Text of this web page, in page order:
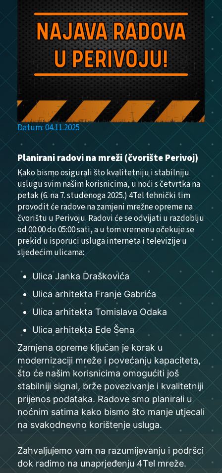
Datum: 04.11.2025
Planirani radovi na mreži (čvorište Perivoj)
Kako bismo osigurali što kvalitetniju i stabilniju
uslugu svim našim korisnicima, u noći s četvrtka na
petak (6. na 7. studenoga 2025.) 4Tel tehnički tim
provodit će radove na zamjeni mrežne opreme na
čvorištu u Perivoju. Radovi će se odvijati u razdoblju
od 00:00 do 05:00 sati, a u tom vremenu očekuje se
prekid u isporuci usluga interneta i televizije u
sljedećim ulicama:
Ulica Janka Draškovića
Ulica arhitekta Franje Gabrića
Ulica arhitekta Tomislava Odaka
Ulica arhitekta Ede Šena
Zamjena opreme ključan je korak u
modernizaciji mreže i povećanju kapaciteta,
što će našim korisnicima omogućiti još
stabilniji signal, brže povezivanje i kvalitetniji
prijenos podataka. Radove smo planirali u
noćnim satima kako bismo što manje utjecali
na svakodnevno korištenje usluga.
Zahvaljujemo vam na razumijevanju i podršci
dok radimo na unaprjeđenju 4Tel mreže.